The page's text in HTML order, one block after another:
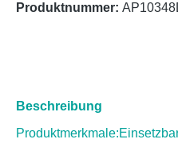
Produktnummer:
Beschreibung